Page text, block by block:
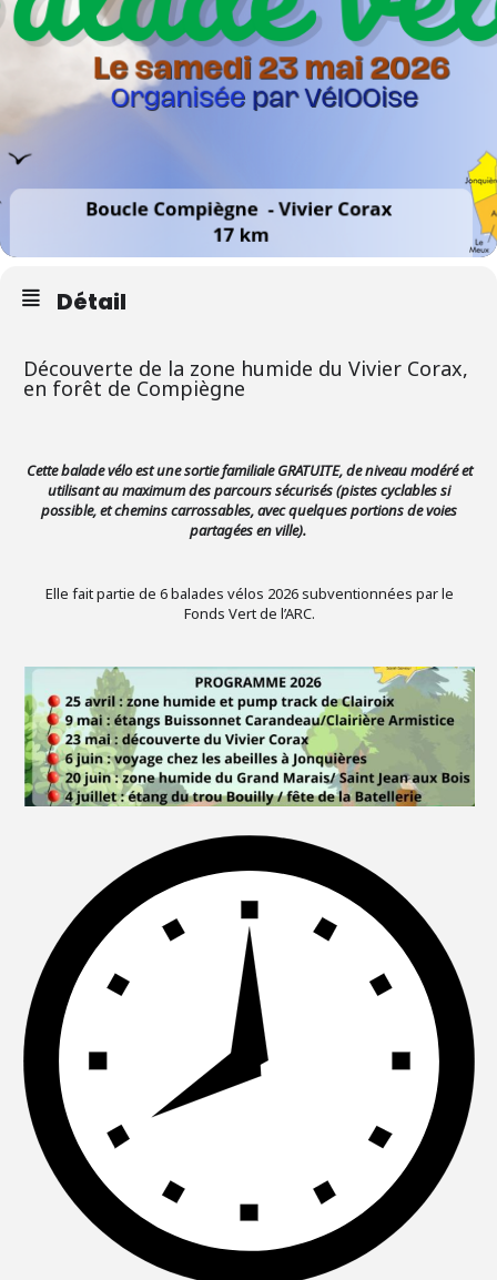
Détail
Découverte de la zone humide du Vivier Corax,
en forêt de Compiègne
Cette balade vélo est une sortie familiale GRATUITE, de niveau modéré et
utilisant au maximum des parcours sécurisés (pistes cyclables si
possible, et chemins carrossables, avec quelques portions de voies
partagées en ville).
Elle fait partie de 6 balades vélos 2026 subventionnées par le
Fonds Vert de l’ARC.